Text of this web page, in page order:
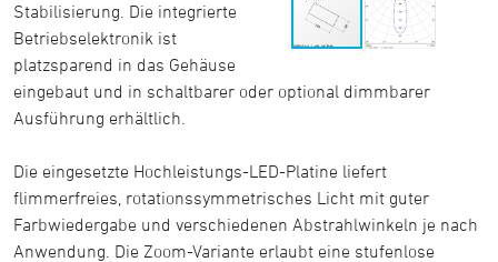
Stabilisierung. Die integrierte
Betriebselektronik ist
platzsparend in das Gehäuse
eingebaut und in schaltbarer oder optional dimmbarer
Ausführung erhältlich.
Die eingesetzte Hochleistungs-LED-Platine liefert
flimmerfreies, rotationssymmetrisches Licht mit guter
Farbwiedergabe und verschiedenen Abstrahlwinkeln je nach
Anwendung. Die Zoom-Variante erlaubt eine stufenlose